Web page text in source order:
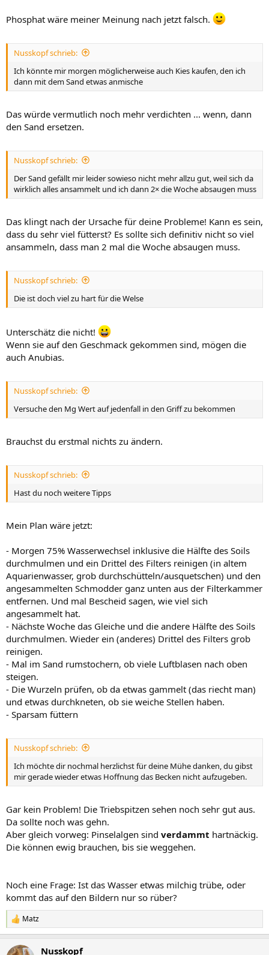
Phosphat wäre meiner Meinung nach jetzt falsch.
Nusskopf schrieb:
Ich könnte mir morgen möglicherweise auch Kies kaufen, den ich
dann mit dem Sand etwas anmische
Das würde vermutlich noch mehr verdichten ... wenn, dann
den Sand ersetzen.
Nusskopf schrieb:
Der Sand gefällt mir leider sowieso nicht mehr allzu gut, weil sich da
wirklich alles ansammelt und ich dann 2× die Woche absaugen muss
Das klingt nach der Ursache für deine Probleme! Kann es sein,
dass du sehr viel fütterst? Es sollte sich definitiv nicht so viel
ansammeln, dass man 2 mal die Woche absaugen muss.
Nusskopf schrieb:
Die ist doch viel zu hart für die Welse
Unterschätz die nicht!
Wenn sie auf den Geschmack gekommen sind, mögen die
auch Anubias.
Nusskopf schrieb:
Versuche den Mg Wert auf jedenfall in den Griff zu bekommen
Brauchst du erstmal nichts zu ändern.
Nusskopf schrieb:
Hast du noch weitere Tipps
Mein Plan wäre jetzt:
- Morgen 75% Wasserwechsel inklusive die Hälfte des Soils
durchmulmen und ein Drittel des Filters reinigen (in altem
Aquarienwasser, grob durchschütteln/ausquetschen) und den
angesammelten Schmodder ganz unten aus der Filterkammer
entfernen. Und mal Bescheid sagen, wie viel sich
angesammelt hat.
- Nächste Woche das Gleiche und die andere Hälfte des Soils
durchmulmen. Wieder ein (anderes) Drittel des Filters grob
reinigen.
- Mal im Sand rumstochern, ob viele Luftblasen nach oben
steigen.
- Die Wurzeln prüfen, ob da etwas gammelt (das riecht man)
und etwas durchkneten, ob sie weiche Stellen haben.
- Sparsam füttern
Nusskopf schrieb:
Ich möchte dir nochmal herzlichst für deine Mühe danken, du gibst
mir gerade wieder etwas Hoffnung das Becken nicht aufzugeben.
Gar kein Problem! Die Triebspitzen sehen noch sehr gut aus.
Da sollte noch was gehn.
Aber gleich vorweg: Pinselalgen sind verdammt hartnäckig.
Die können ewig brauchen, bis sie weggehen.
Noch eine Frage: Ist das Wasser etwas milchig trübe, oder
kommt das auf den Bildern nur so rüber?
R
e
k
Matz
Nusskopf